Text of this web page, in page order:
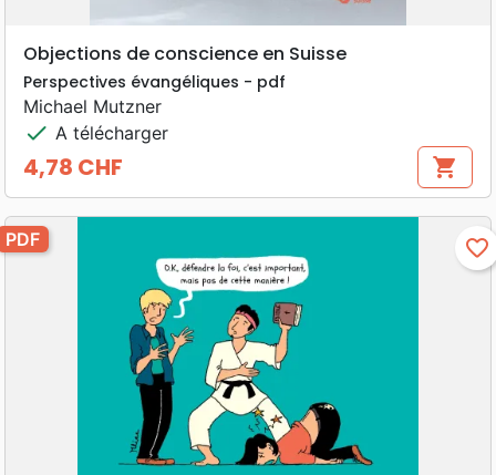
Objections de conscience en Suisse
Perspectives évangéliques - pdf
Michael Mutzner
check A télécharger
Prix
4,78 CHF shopping_cart
PDF favorite_border